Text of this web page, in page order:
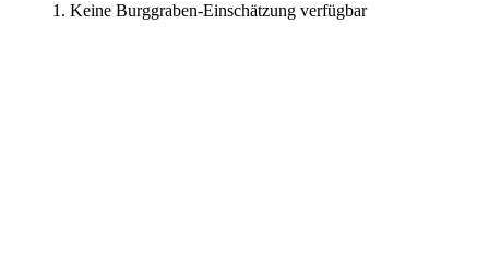
Keine Burggraben-Einschätzung verfügbar